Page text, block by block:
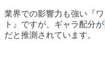
業界での影響力も強い『
ト』ですが、ギャラ配分が
だと推測されています。